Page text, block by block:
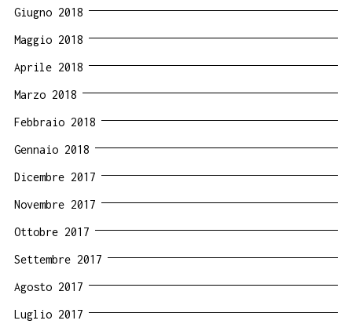
Giugno 2018
Maggio 2018
Aprile 2018
Marzo 2018
Febbraio 2018
Gennaio 2018
Dicembre 2017
Novembre 2017
Ottobre 2017
Settembre 2017
Agosto 2017
Luglio 2017